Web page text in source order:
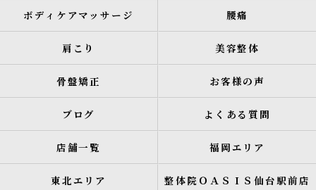
ボディケアマッサージ 腰痛
肩こり 美容整体
骨盤矯正 お客様の声
ブログ よくある質問
店舗一覧 福岡エリア
東北エリア 整体院ＯＡＳＩＳ仙台駅前店